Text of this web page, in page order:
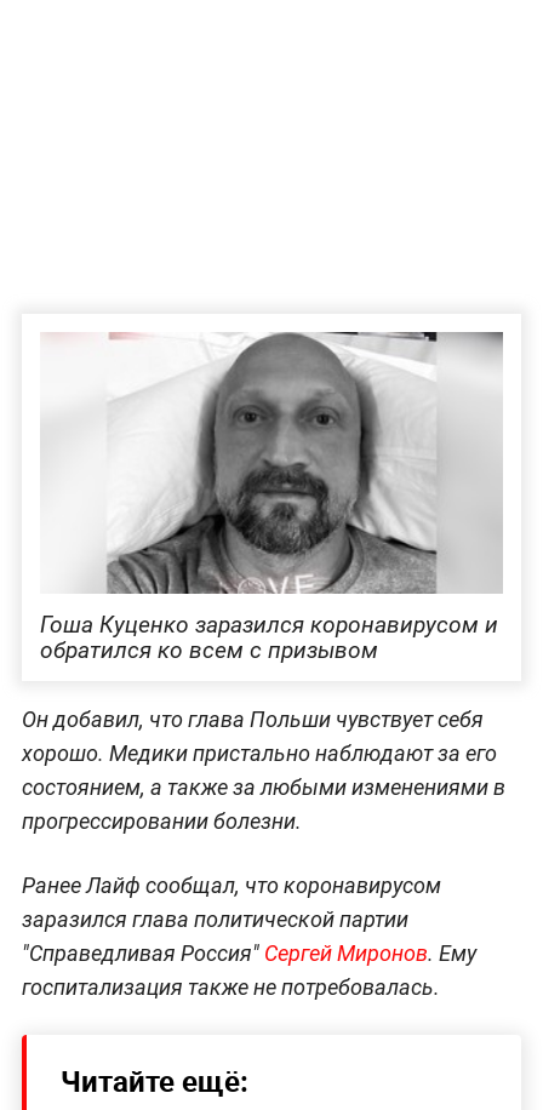
Гоша Куценко заразился коронавирусом и
обратился ко всем с призывом
Он добавил, что глава Польши чувствует себя
хорошо. Медики пристально наблюдают за его
состоянием, а также за любыми изменениями в
прогрессировании болезни.
Ранее Лайф сообщал, что коронавирусом
заразился глава политической партии
"Справедливая Россия" Сергей Миронов. Ему
госпитализация также не потребовалась.
Читайте ещё: